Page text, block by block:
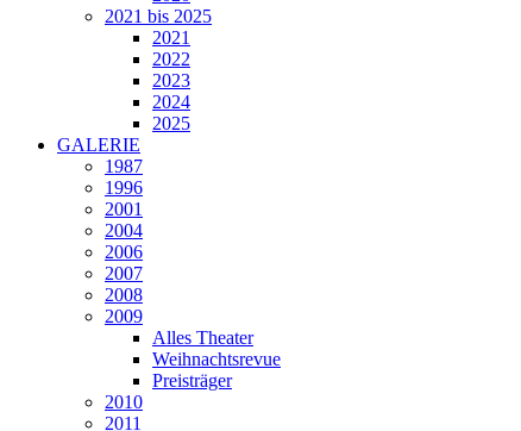
2021 bis 2025
2021
2022
2023
2024
2025
GALERIE
1987
1996
2001
2004
2006
2007
2008
2009
Alles Theater
Weihnachtsrevue
Preisträger
2010
2011